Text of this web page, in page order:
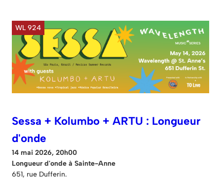
WL 924
Sessa + Kolumbo + ARTU : Longueur
d'onde
14 mai 2026, 20h00
Longueur d'onde à Sainte-Anne
651, rue Dufferin.